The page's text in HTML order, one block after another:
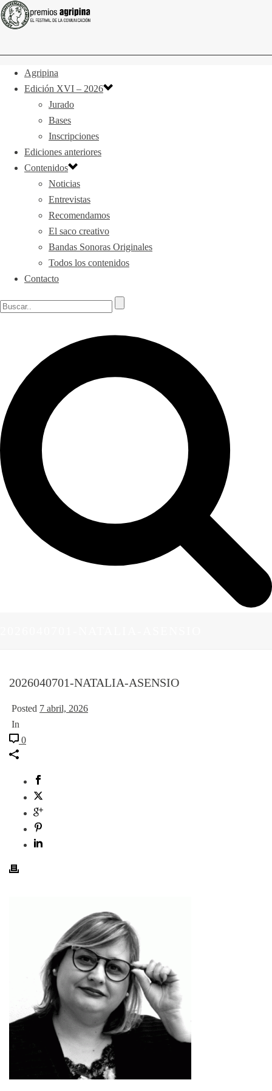
Agripina
Edición XVI – 2026
Jurado
Bases
Inscripciones
Ediciones anteriores
Contenidos
Noticias
Entrevistas
Recomendamos
El saco creativo
Bandas Sonoras Originales
Todos los contenidos
Contacto
2026040701-NATALIA-ASENSIO
Posted 7 abril, 2026
In
0